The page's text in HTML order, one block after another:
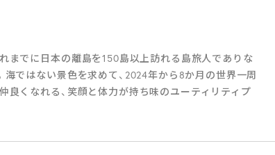
までに日本の離島を150島以上訪れる島旅人でありな
ではない景色を求めて、2024年から8か月の世界一周
良くなれる、笑顔と体力が持ち味のユーティリティプ